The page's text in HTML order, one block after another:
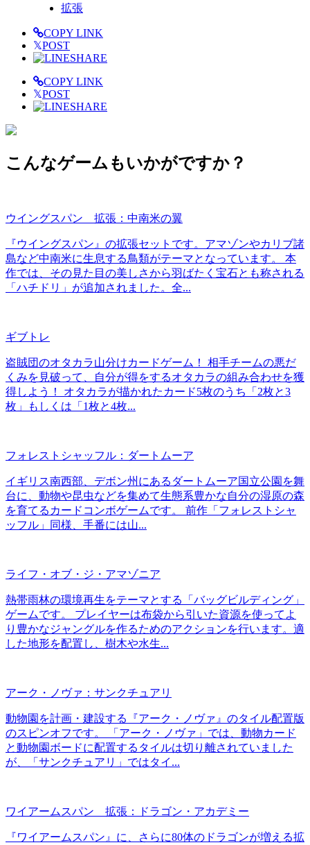
拡張
COPY LINK
𝕏POST
SHARE
COPY LINK
𝕏POST
SHARE
こんなゲームもいかがですか？
ウイングスパン 拡張：中南米の翼
『ウイングスパン』の拡張セットです。アマゾンやカリブ諸
島など中南米に生息する鳥類がテーマとなっています。 本
作では、その見た目の美しさから羽ばたく宝石とも称される
「ハチドリ」が追加されました。全...
ギブトレ
盗賊団のオタカラ山分けカードゲーム！ 相手チームの悪だ
くみを見破って、自分が得をするオタカラの組み合わせを獲
得しよう！ オタカラが描かれたカード5枚のうち「2枚と3
枚」もしくは「1枚と4枚...
フォレストシャッフル：ダートムーア
イギリス南西部、デボン州にあるダートムーア国立公園を舞
台に、動物や昆虫などを集めて生態系豊かな自分の湿原の森
を育てるカードコンボゲームです。 前作「フォレストシャ
ッフル」同様、手番には山...
ライフ・オブ・ジ・アマゾニア
熱帯雨林の環境再生をテーマとする「バッグビルディング」
ゲームです。 プレイヤーは布袋から引いた資源を使ってよ
り豊かなジャングルを作るためのアクションを行います。適
した地形を配置し、樹木や水生...
アーク・ノヴァ：サンクチュアリ
動物園を計画・建設する『アーク・ノヴァ』のタイル配置版
のスピンオフです。 「アーク・ノヴァ」では、動物カード
と動物園ボードに配置するタイルは切り離されていました
が、「サンクチュアリ」ではタイ...
ワイアームスパン 拡張：ドラゴン・アカデミー
『ワイアームスパン』に、さらに80体のドラゴンが増える拡